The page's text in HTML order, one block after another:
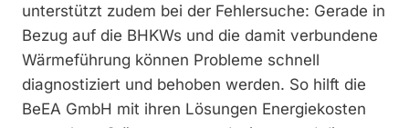
unterstützt zudem bei der Fehlersuche: Gerade in
Bezug auf die BHKWs und die damit verbundene
Wärmeführung können Probleme schnell
diagnostiziert und behoben werden. So hilft die
BeEA GmbH mit ihren Lösungen Energiekosten